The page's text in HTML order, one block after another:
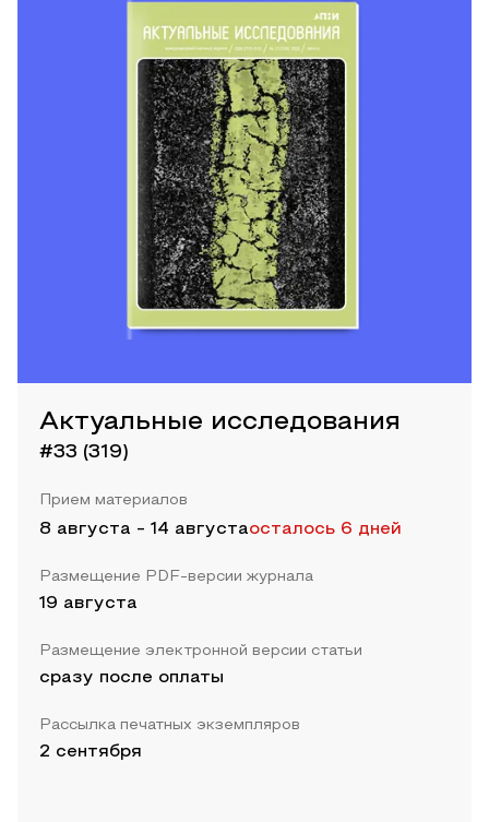
Актуальные исследования
#33 (319)
Прием материалов
8 августа - 14 августаосталось 6 дней
Размещение PDF-версии журнала
19 августа
Размещение электронной версии статьи
сразу после оплаты
Рассылка печатных экземпляров
2 сентября